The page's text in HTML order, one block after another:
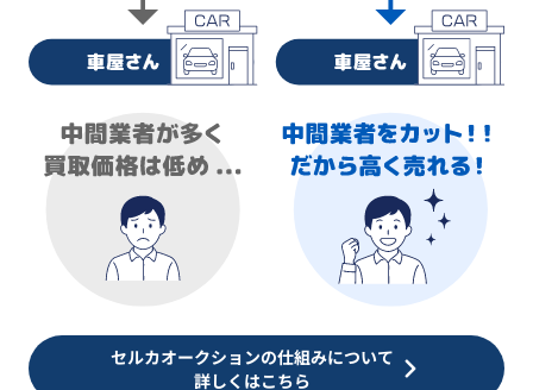
セルカオークションの仕組みについて
詳しくはこちら